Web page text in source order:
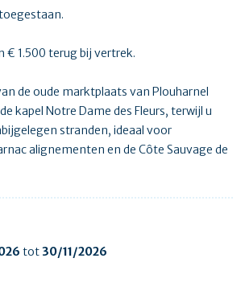
€ 1.500 terug bij vertrek.
de oude marktplaats van Plouharnel
kapel Notre Dame des Fleurs, terwijl u
stranden, ideaal voor
alignementen en de Côte Sauvage de
tot30/11/2026